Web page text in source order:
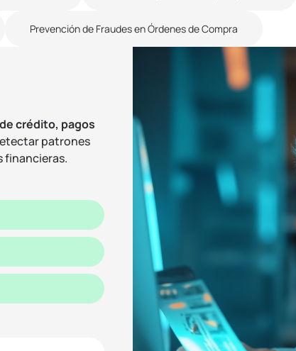
Prevención de Fraudes en Órdenes de Compra
crédito, pagos
patrones
financieras.